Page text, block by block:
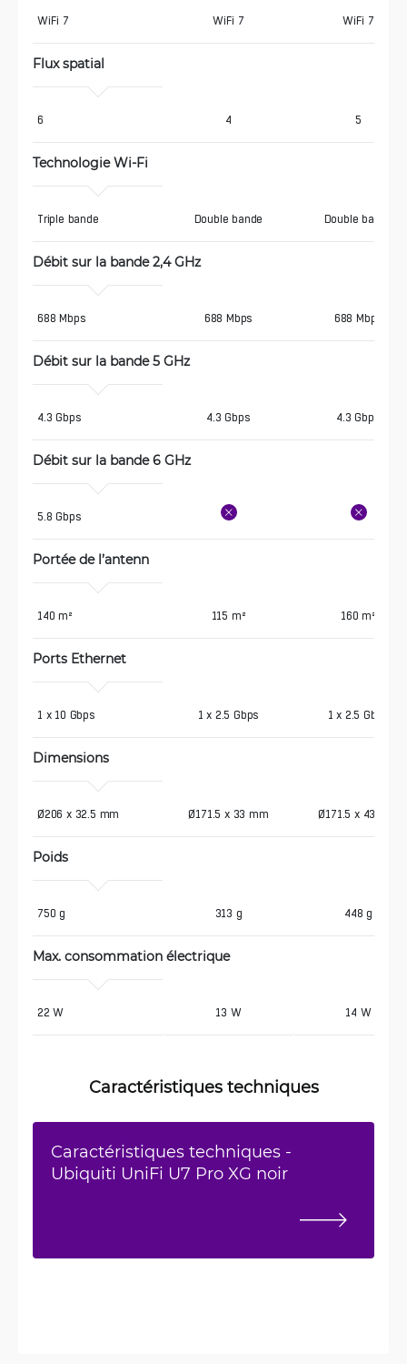
WiFi 7 WiFi 7 WiFi 7
Flux spatial
6 4 5
Technologie Wi-Fi
Triple bande Double bande Double bande
Débit sur la bande 2,4 GHz
688 Mbps 688 Mbps 688 Mbps
Débit sur la bande 5 GHz
4.3 Gbps 4.3 Gbps 4.3 Gbps
Débit sur la bande 6 GHz
5.8 Gbps
Portée de l’antenn
140 m² 115 m² 160 m²
Ports Ethernet
1 x 10 Gbps 1 x 2.5 Gbps 1 x 2.5 Gbps
Dimensions
Ø206 x 32.5 mm Ø171.5 x 33 mm Ø171.5 x 43 mm
Poids
750 g 313 g 448 g
Max. consommation électrique
22 W 13 W 14 W
Caractéristiques techniques
Caractéristiques techniques -
Ubiquiti UniFi U7 Pro XG noir